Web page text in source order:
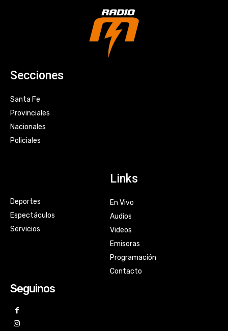
Secciones
Santa Fe
Provinciales
Nacionales
Policiales
Deportes
Espectáculos
Servicios
Links
En Vivo
Audios
Videos
Emisoras
Programación
Contacto
Seguinos